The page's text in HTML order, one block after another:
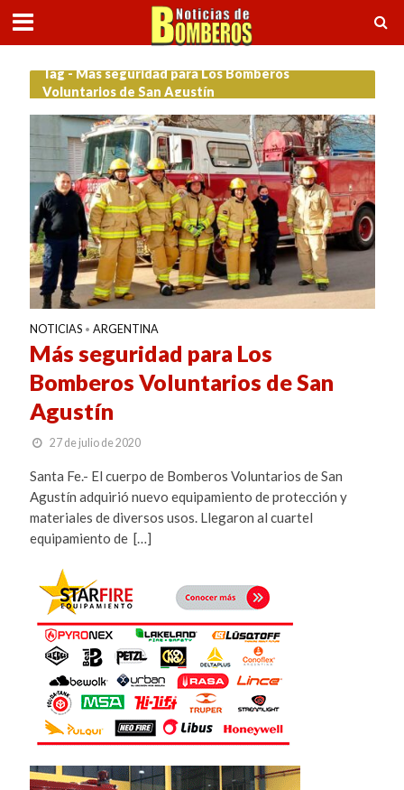
Tag - Más seguridad para Los Bomberos
Voluntarios de San Agustín
NOTICIAS • ARGENTINA
Más seguridad para Los
Bomberos Voluntarios de San
Agustín
27 de julio de 2020
Santa Fe.- El cuerpo de Bomberos Voluntarios de San
Agustín adquirió nuevo equipamiento de protección y
materiales de diversos usos. Llegaron al cuartel
equipamiento de […]